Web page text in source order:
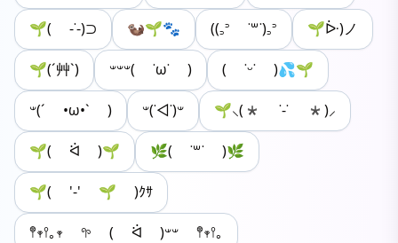
🌱( -˙-)⊃ 🦦🌱🐾 ((꜆꜄ ˙꒳˙)꜆꜄ 🌱ᐕ)ノ
🌱(´艸`) 𐤔𐤔𐤔( ˙ω˙ ) ( ˙ᵕ˙ )💦🌱
𐤔(´ •ω•` ) 𐤔(˙◁˙)𐤔 🌱⸜(* ˙-˙ *)⸝
🌱( ᐛ )🌱 🌿( ˙꒳˙ )🌿
🌱( '-' 🌱 )ｸｻ
𖤣𖥧𖥣｡𖥧 𖧧 ( ᐛ )𐤔𐤔 𖤣𖥧𖥣｡